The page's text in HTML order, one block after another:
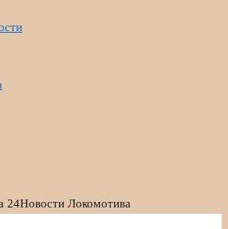
24Новости Локомотива